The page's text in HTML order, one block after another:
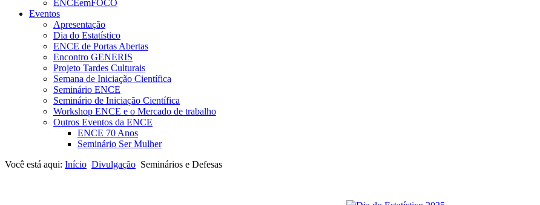
ENCEemFOCO
Eventos
Apresentação
Dia do Estatístico
ENCE de Portas Abertas
Encontro GENERIS
Projeto Tardes Culturais
Semana de Iniciação Científica
Seminário ENCE
Seminário de Iniciação Científica
Workshop ENCE e o Mercado de trabalho
Outros Eventos da ENCE
ENCE 70 Anos
Seminário Ser Mulher
Você está aqui: Início Divulgação Seminários e Defesas